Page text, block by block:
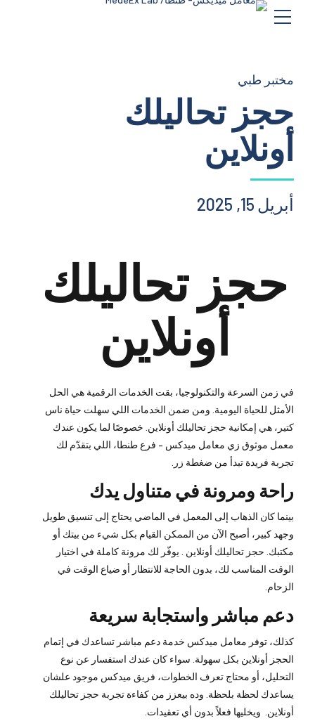
مختبر طبي
حجز تحاليلك
أونلاين
أبريل 15, 2025
حجز تحاليلك
أونلاين
في زمن السرعة والتكنولوجيا، بقت الخدمات الرقمية هي الحل
الأمثل للحياة اليومية. ومن ضمن الخدمات اللي سهلت حياة ناس
كتير، هي إمكانية حجز تحاليلك أونلاين. خصوصًا لما يكون عندك
معمل موثوق زي معامل ميدكس – فرع طنطا، اللي بتقدّم لك
تجربة فريدة تبدأ من ضغطة زر.
راحة ومرونة في متناول يدك
بينما كان الذهاب إلى المعمل في الماضي يحتاج إلى تنسيق طويل
وجهد كبير، أصبح الآن من الممكن القيام بكل شيء من بيتك أو
مكتبك. حجز تحاليلك أونلاين . يوفّر لك مرونة كاملة في اختيار
الوقت المناسب لك، بدون الحاجة للانتظار أو ضياع الوقت في
الزحام.
دعم مباشر واستجابة سريعة
كذلك، توفر معامل ميدكس خدمة دعم مباشر تساعدك في إتمام
الحجز أونلاين بكل سهولة. سواء كان عندك استفسار عن نوع
التحليل، أو محتاج تعرف الخطوات، فريق ميدكس موجود علشان
يساعدك لحظة بلحظة. وده بيعزز من كفاءة تجربة حجز تحاليلك
أونلاين. ويخليها فعلاً بدون أي تعقيدات.